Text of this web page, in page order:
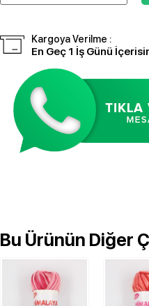
Kargoya Verilme :
En Geç 1 İş Günü
Bu Ürünün Diğer